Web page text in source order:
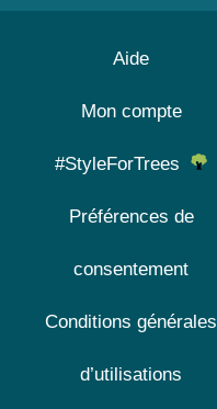
Aide
Mon compte
#StyleForTrees
Préférences de
consentement
Conditions générales
d’utilisations